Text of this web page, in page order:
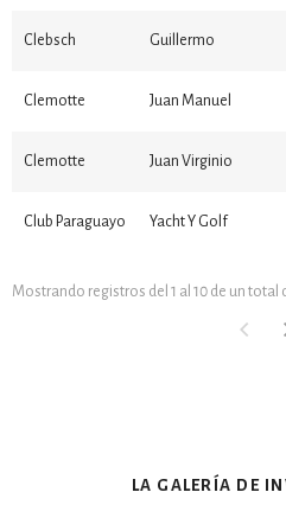
Clebsch Guillermo
Clemotte Juan Manuel
Clemotte Juan Virginio
Club Paraguayo Yacht Y Golf
Mostrando registros del 1 al 10 de un total
la galería de